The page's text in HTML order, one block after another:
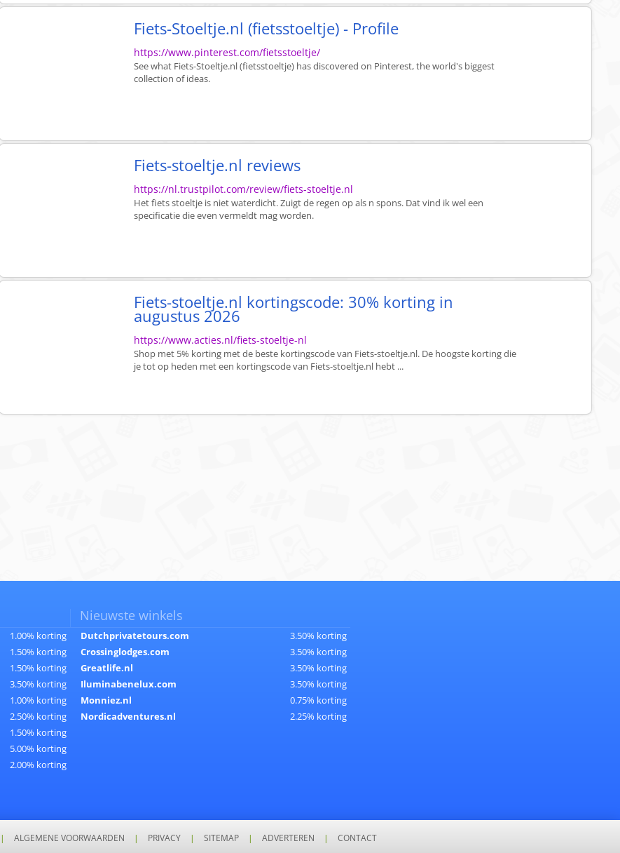
Fiets-Stoeltje.nl (fietsstoeltje) - Profile
https://www.pinterest.com/fietsstoeltje/
See what Fiets-Stoeltje.nl (fietsstoeltje) has discovered on Pinterest, the world's biggest
collection of ideas.
Fiets-stoeltje.nl reviews
https://nl.trustpilot.com/review/fiets-stoeltje.nl
Het fiets stoeltje is niet waterdicht. Zuigt de regen op als n spons. Dat vind ik wel een
specificatie die even vermeldt mag worden.
Fiets-stoeltje.nl kortingscode: 30% korting in
augustus 2026
https://www.acties.nl/fiets-stoeltje-nl
Shop met 5% korting met de beste kortingscode van Fiets-stoeltje.nl. De hoogste korting die
je tot op heden met een kortingscode van Fiets-stoeltje.nl hebt ...
1.00% korting
1.50% korting
1.50% korting
3.50% korting
1.00% korting
2.50% korting
1.50% korting
5.00% korting
2.00% korting
Nieuwste winkels
Dutchprivatetours.com
3.50% korting
Crossinglodges.com
3.50% korting
Greatlife.nl
3.50% korting
Iluminabenelux.com
3.50% korting
Monniez.nl
0.75% korting
Nordicadventures.nl
2.25% korting
| ALGEMENE VOORWAARDEN | PRIVACY | SITEMAP | ADVERTEREN | CONTACT